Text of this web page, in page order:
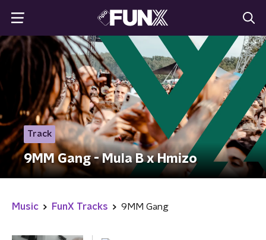
Track
9MM Gang - Mula B x Hmizo
Music FunX Tracks 9MM Gang